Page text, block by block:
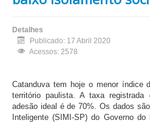
Detalhes
Publicado: 17 Abril 2020
Acessos: 2578
Catanduva tem hoje o menor índice
território paulista. A taxa
adesão ideal é de 70%. Os dados
Inteligente (SIMI-SP) do Governo